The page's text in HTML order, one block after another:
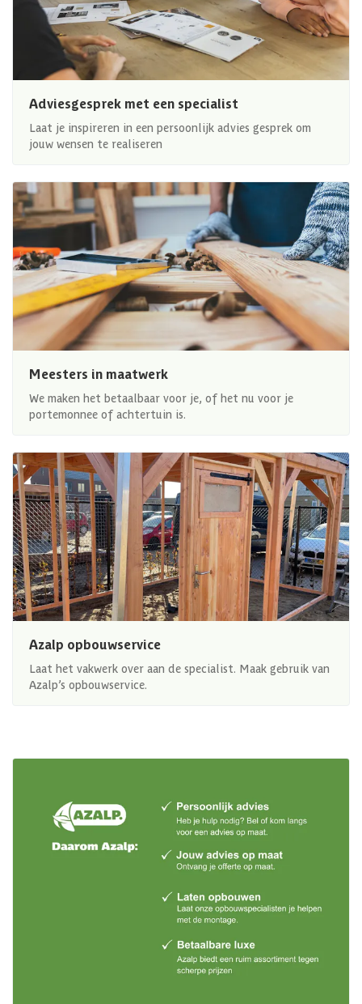
Adviesgesprek met een specialist
Laat je inspireren in een persoonlijk advies gesprek om
jouw wensen te realiseren
Meesters in maatwerk
We maken het betaalbaar voor je, of het nu voor je
portemonnee of achtertuin is.
Azalp opbouwservice
Laat het vakwerk over aan de specialist. Maak gebruik van
Azalp’s opbouwservice.